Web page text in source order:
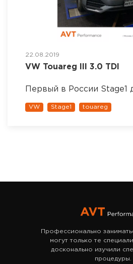
22.08.2019
VW Touareg III 3.0 TDI
Первый в России Stage1
VW Stage1 touareg
Профессионально
могут только те
досконально изучили
процедуры.